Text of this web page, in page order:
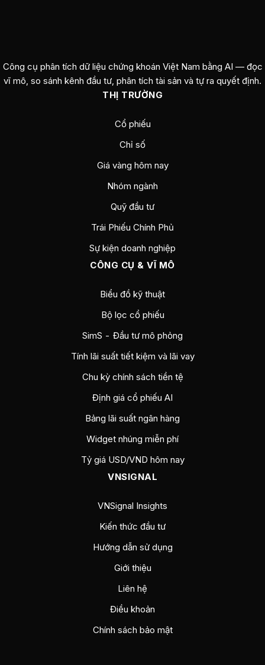
Công cụ phân tích dữ liệu chứng khoán Việt Nam bằng AI — đọc
vĩ mô, so sánh kênh đầu tư, phân tích tài sản và tự ra quyết định.
THỊ TRƯỜNG
Cổ phiếu
Chỉ số
Giá vàng hôm nay
Nhóm ngành
Quỹ đầu tư
Trái Phiếu Chính Phủ
Sự kiện doanh nghiệp
CÔNG CỤ & VĨ MÔ
Biểu đồ kỹ thuật
Bộ lọc cổ phiếu
SimS - Đầu tư mô phỏng
Tính lãi suất tiết kiệm và lãi vay
Chu kỳ chính sách tiền tệ
Định giá cổ phiếu AI
Bảng lãi suất ngân hàng
Widget nhúng miễn phí
Tỷ giá USD/VND hôm nay
VNSIGNAL
VNSignal Insights
Kiến thức đầu tư
Hướng dẫn sử dụng
Giới thiệu
Liên hệ
Điều khoản
Chính sách bảo mật